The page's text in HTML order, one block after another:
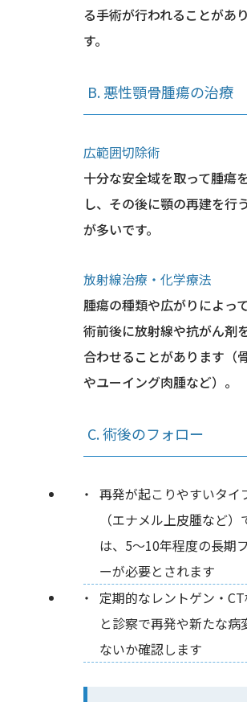
る手術が行われることがあ
す。
B. 悪性顎骨腫瘍の治療
広範囲切除術
十分な安全域を取って腫瘍
し、その後に顎の再建を行
が多いです。
放射線治療・化学療法
腫瘍の種類や広がりによっ
術前後に放射線や抗がん剤
合わせることがあります（
やユーイング肉腫など）。
C. 術後のフォロー
再発が起こりやすいタイ
（エナメル上皮腫など）
は、5〜10年程度の長期
ーが必要とされます
定期的なレントゲン・
と診察で再発や新たな病
ないか確認します